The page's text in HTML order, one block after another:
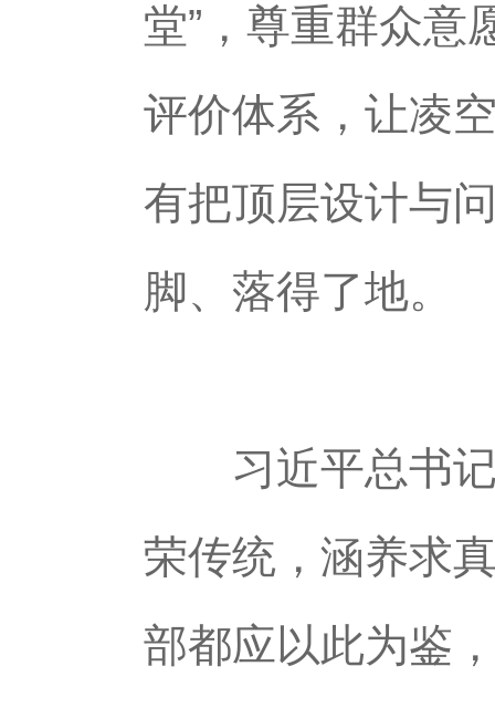
堂”，尊重群众意
评价体系，让凌
有把顶层设计与
脚、落得了地。
习近平总书记
荣传统，涵养求
部都应以此为鉴